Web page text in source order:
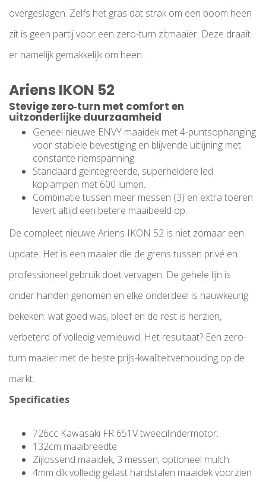
overgeslagen. Zelfs het gras dat strak om een boom heen
zit is geen partij voor een zero-turn zitmaaier. Deze draait
er namelijk gemakkelijk om heen.
Ariens IKON 52
Stevige zero‑turn met comfort en
uitzonderlijke duurzaamheid
Geheel nieuwe ENVY maaidek met 4-puntsophanging
voor stabiele bevestiging en blijvende uitlijning met
constante riemspanning.
Standaard geïntegreerde, superheldere led
koplampen met 600 lumen.
Combinatie tussen meer messen (3) en extra toeren
levert altijd een betere maaibeeld op.
De compleet nieuwe Ariens IKON 52 is niet zomaar een
update. Het is een maaier die de grens tussen privé en
professioneel gebruik doet vervagen. De gehele lijn is
onder handen genomen en elke onderdeel is nauwkeurig
bekeken: wat goed was, bleef en de rest is herzien,
verbeterd of volledig vernieuwd. Het resultaat? Een zero-
turn maaier met de beste prijs-kwaliteitverhouding op de
markt.
Specificaties
726cc Kawasaki FR 651V tweecilindermotor.
132cm maaibreedte.
Zijlossend maaidek, 3 messen, optioneel mulch.
4mm dik volledig gelast hardstalen maaidek voorzien